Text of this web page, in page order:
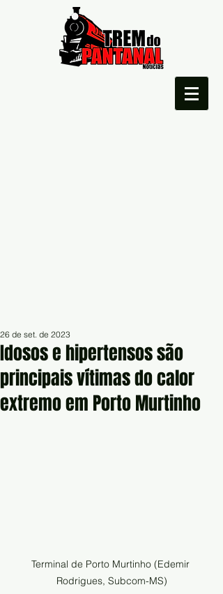
Idosos e hipertensos são
principais vítimas do calor
extremo em Porto Murtinho
26 de set. de 2023
Terminal de Porto Murtinho (Edemir
Rodrigues, Subcom-MS)